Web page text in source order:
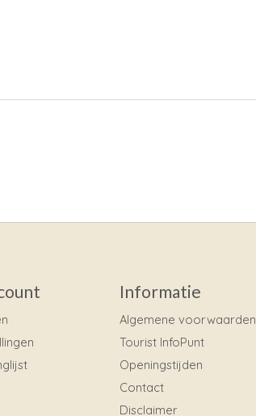
Informatie
Algemene voorwaarden
Tourist InfoPunt
Openingstijden
Contact
Disclaimer